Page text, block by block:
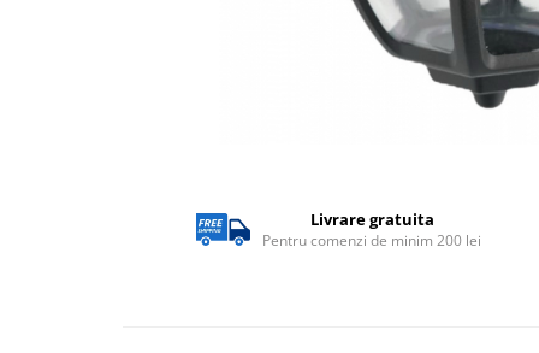
Livrare gratuita
Pentru comenzi de minim 200 lei